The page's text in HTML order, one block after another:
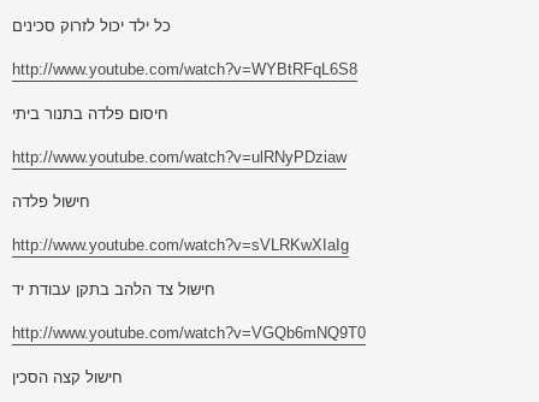
כל ילד יכול לזרוק סכינים
http://www.youtube.com/watch?v=WYBtRFqL6S8
חיסום פלדה בתנור ביתי
http://www.youtube.com/watch?v=ulRNyPDziaw
חישול פלדה
http://www.youtube.com/watch?v=sVLRKwXIaIg
חישול צד הלהב בתקן עבודת יד
http://www.youtube.com/watch?v=VGQb6mNQ9T0
חישול קצה הסכין